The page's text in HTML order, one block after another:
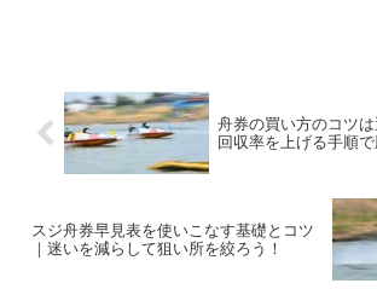
舟券の買い方のコツは
回収率を上げる手順で
スジ舟券早見表を使いこなす基礎とコツ
｜迷いを減らして狙い所を絞ろう！